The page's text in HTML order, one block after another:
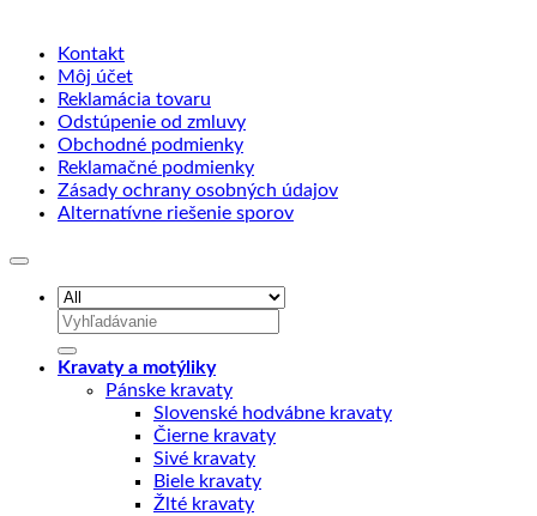
Kontakt
Môj účet
Reklamácia tovaru
Odstúpenie od zmluvy
Obchodné podmienky
Reklamačné podmienky
Zásady ochrany osobných údajov
Alternatívne riešenie sporov
Hľadať:
Kravaty a motýliky
Pánske kravaty
Slovenské hodvábne kravaty
Čierne kravaty
Sivé kravaty
Biele kravaty
Žlté kravaty